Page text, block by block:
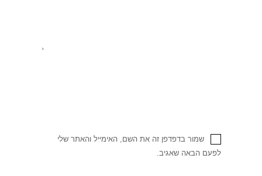
שמור בדפדפן זה את השם, האימייל והאתר שלי
לפעם הבאה שאגיב.